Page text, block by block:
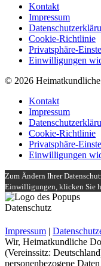
Kontakt
Impressum
Cookie-Richtlinie
Privatsphäre-
Einwilligungen
© 2026
Kontakt
Impressum
Cookie-Richtlinie
Privatsphäre-
Einwilligungen
Zum Ändern Ihrer
Einwilligungen, klicken Sie
Datenschutz
Impressum |
Wir, Heimatkundliche
(Vereinssitz:
personenbezogene